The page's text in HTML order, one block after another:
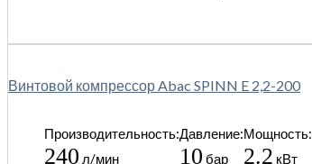
Винтовой компрессор Abac SPINN E 2,2-200
Производительность:
240 л/мин
Давление:
10 бар
Мощность:
2.2 кВт